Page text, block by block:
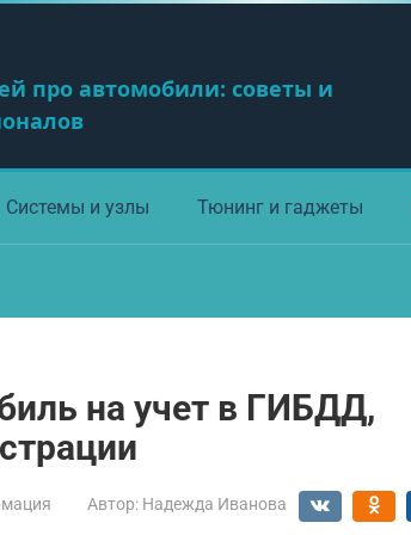
про автомобили: советы и
Системы и узлы Тюнинг и гаджеты
на учет в ГИБДД,
Автор: Надежда Иванова